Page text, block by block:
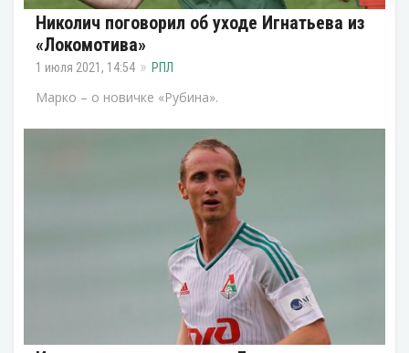
Николич поговорил об уходе Игнатьева из
«Локомотива»
1 июля 2021, 14:54 РПЛ
Марко – о новичке «Рубина».